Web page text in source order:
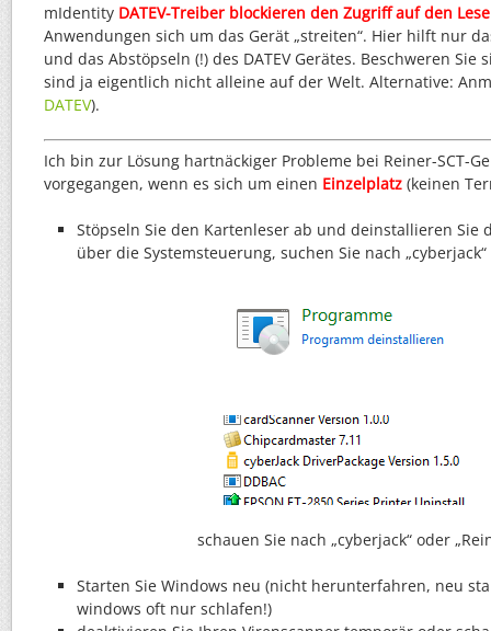
mIdentity DATEV-Treiber blockieren den Zugriff auf den
Anwendungen sich um das Gerät „streiten“. Hier hilft nur
und das Abstöpseln (!) des DATEV Gerätes. Beschweren Sie
sind ja eigentlich nicht alleine auf der Welt. Alternative:
DATEV).
Ich bin zur Lösung hartnäckiger Probleme bei Reiner-SCT-
vorgegangen, wenn es sich um einen Einzelplatz (keinen
Stöpseln Sie den Kartenleser ab und deinstallieren Sie
über die Systemsteuerung, suchen Sie nach „cyberjack“
schauen Sie nach „cyberjack“ oder
Starten Sie Windows neu (nicht herunterfahren, neu
windows oft nur schlafen!)